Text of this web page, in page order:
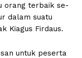
orang terbaik se-
dalam suatu
Kiagus Firdaus.
untuk peserta